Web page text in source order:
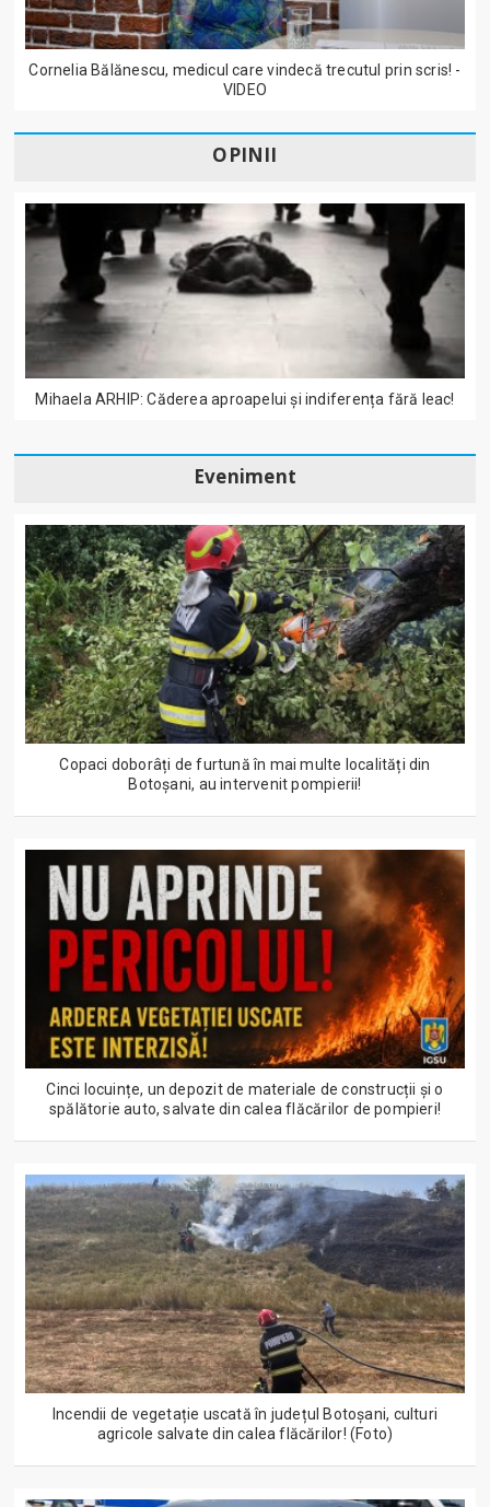
Cornelia Bălănescu, medicul care vindecă trecutul prin scris! -
VIDEO
OPINII
Mihaela ARHIP: Căderea aproapelui și indiferența fără leac!
Eveniment
Copaci doborâți de furtună în mai multe localități din
Botoșani, au intervenit pompierii!
Cinci locuințe, un depozit de materiale de construcții și o
spălătorie auto, salvate din calea flăcărilor de pompieri!
Incendii de vegetație uscată în județul Botoșani, culturi
agricole salvate din calea flăcărilor! (Foto)